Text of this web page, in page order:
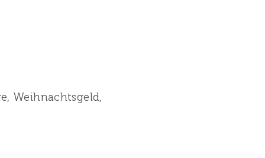
Weihnachtsgeld,